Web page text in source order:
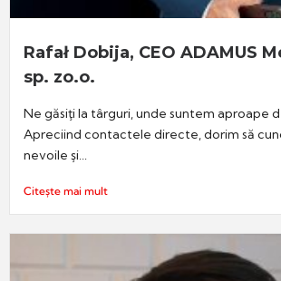
Rafał Dobija, CEO ADAMUS
sp. zo.o.
Ne găsiţi la târguri, unde suntem aproape
Apreciind contactele directe, dorim să
nevoile şi...
Citește mai mult